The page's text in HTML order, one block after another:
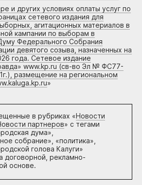
и других условиях оплаты услуг по
сетевого издания для
агитационных материалов в
кампании по выборам в
Федерального Собрания
девятого созыва, назначенных на
года. Сетевое издание
www.kp.ru (св-во Эл № ФС77-
размещение на региональном
»
в рубриках «Новости
партнеров» с тегами
дума»,
собрание», «политика»,
голова Калуги»
договорной, рекламно-
основе.